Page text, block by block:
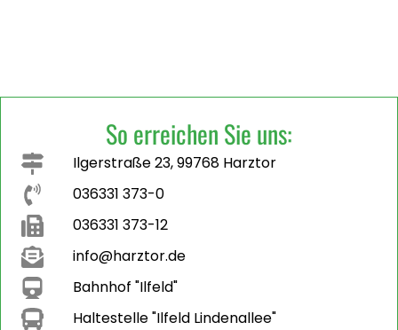
So erreichen Sie uns:
Ilgerstraße 23, 99768 Harztor
036331 373-0
036331 373-12
info@harztor.de
Bahnhof "Ilfeld"
Haltestelle "Ilfeld Lindenallee"